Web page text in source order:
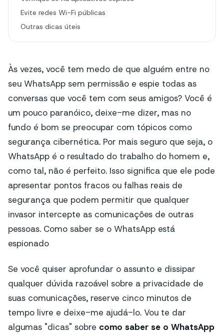
Evite redes Wi-Fi públicas
Outras dicas úteis
Às vezes, você tem medo de que alguém entre no
seu WhatsApp sem permissão e espie todas as
conversas que você tem com seus amigos? Você é
um pouco paranóico, deixe-me dizer, mas no
fundo é bom se preocupar com tópicos como
segurança cibernética. Por mais seguro que seja, o
WhatsApp é o resultado do trabalho do homem e,
como tal, não é perfeito. Isso significa que ele pode
apresentar pontos fracos ou falhas reais de
segurança que podem permitir que qualquer
invasor intercepte as comunicações de outras
pessoas. Como saber se o WhatsApp está
espionado
Se você quiser aprofundar o assunto e dissipar
qualquer dúvida razoável sobre a privacidade de
suas comunicações, reserve cinco minutos de
tempo livre e deixe-me ajudá-lo. Vou te dar
algumas "dicas" sobre como saber se o WhatsApp